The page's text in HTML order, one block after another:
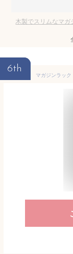
木製でスリムなマガ
6th